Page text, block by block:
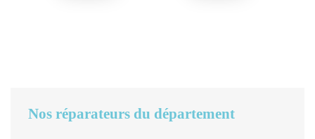
Nos réparateurs du département